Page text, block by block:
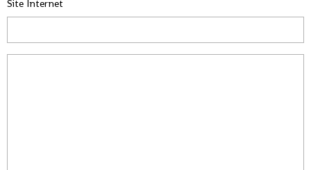
Site Internet